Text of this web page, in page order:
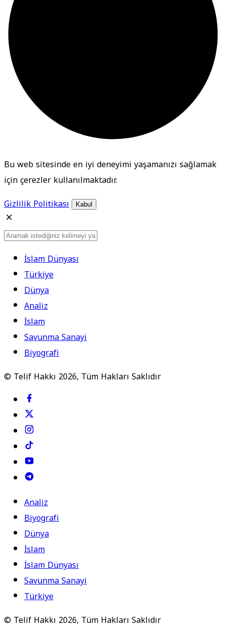
Bu web sitesinde en iyi deneyimi yaşamanızı sağlamak
için çerezler kullanılmaktadır.
Gizlilik Politikası
Kabul
İslam Dünyası
Türkiye
Dünya
Analiz
İslam
Savunma Sanayi
Biyografi
© Telif Hakkı 2026, Tüm Hakları Saklıdır
Analiz
Biyografi
Dünya
İslam
İslam Dünyası
Savunma Sanayi
Türkiye
© Telif Hakkı 2026, Tüm Hakları Saklıdır